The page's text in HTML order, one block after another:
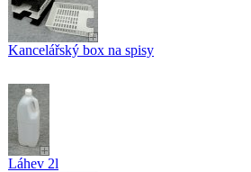
Kancelářský box na spisy
Láhev 2l